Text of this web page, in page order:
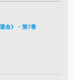
命》・第7番